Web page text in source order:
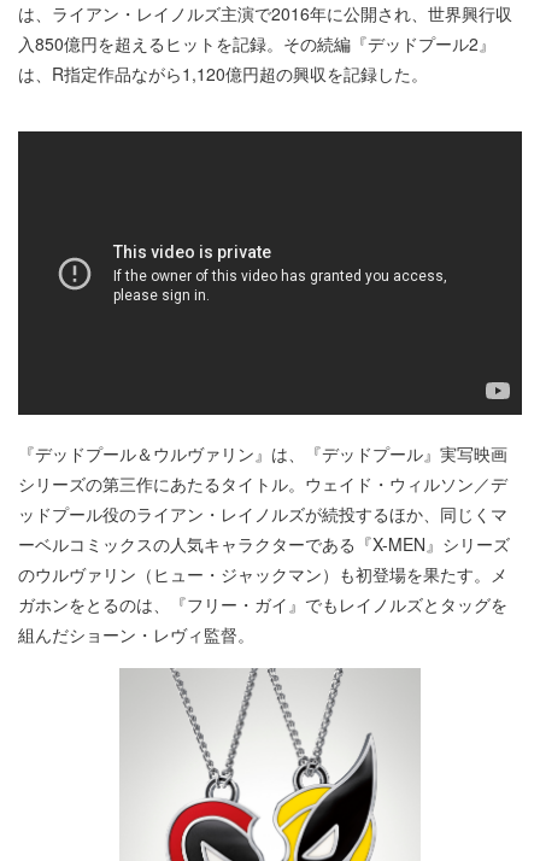
は、ライアン・レイノルズ主演で2016年に公開され、世界興行収
入850億円を超えるヒットを記録。その続編『デッドプール2』
は、R指定作品ながら1,120億円超の興収を記録した。
『デッドプール＆ウルヴァリン』は、『デッドプール』実写映画
シリーズの第三作にあたるタイトル。ウェイド・ウィルソン／デ
ッドプール役のライアン・レイノルズが続投するほか、同じくマ
ーベルコミックスの人気キャラクターである『X-MEN』シリーズ
のウルヴァリン（ヒュー・ジャックマン）も初登場を果たす。メ
ガホンをとるのは、『フリー・ガイ』でもレイノルズとタッグを
組んだショーン・レヴィ監督。